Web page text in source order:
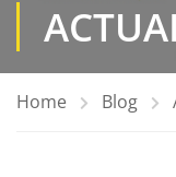
Home Blog